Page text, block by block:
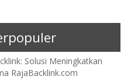
Solusi Meningkatkan
RajaBacklink.com